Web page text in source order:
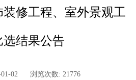
领导
修工程、室外景观工
选结果公告
02 浏览次数: 21776